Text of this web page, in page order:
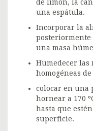
de limón, la
una espátula.
Incorporar la
posteriormente
una masa
Humedecer las
homogéneas
colocar en una
hornear a 170
hasta que
superficie.